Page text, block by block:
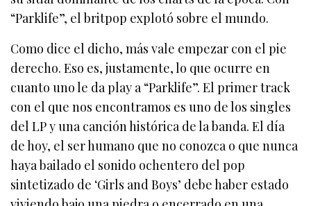
“Parklife”, el britpop explotó sobre el mundo.
Como dice el dicho, más vale empezar con el pie
derecho. Eso es, justamente, lo que ocurre en
cuanto uno le da play a “Parklife”. El primer track
con el que nos encontramos es uno de los singles
del LP y una canción histórica de la banda. El día
de hoy, el ser humano que no conozca o que nunca
haya bailado el sonido ochentero del pop
sintetizado de ‘Girls and Boys’ debe haber estado